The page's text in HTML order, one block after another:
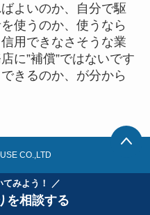
てみよう！ ／
を相談する
よいのか、自分で駆
使うのか、使うなら
用できなさそうな業
に”補償”ではないです
きるのか、が分から
CO.,LTD